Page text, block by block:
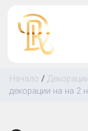
Начало /
декорации на на 2